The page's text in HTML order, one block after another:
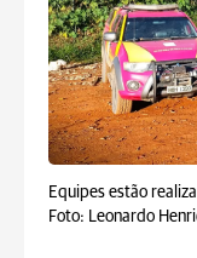
Equipes estão
Foto: Leonardo